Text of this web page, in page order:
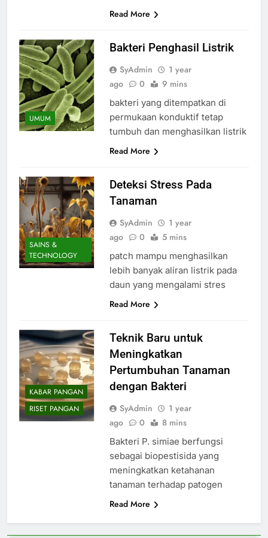
Read More
UMUM
Bakteri Penghasil Listrik
SyAdmin
1 year
ago
0 9 mins
bakteri yang ditempatkan di
permukaan konduktif tetap
tumbuh dan menghasilkan listrik
Read More
SAINS &
TECHNOLOGY
Deteksi Stress Pada
Tanaman
SyAdmin
1 year
ago
0 5 mins
patch mampu menghasilkan
lebih banyak aliran listrik pada
daun yang mengalami stres
Read More
KABAR PANGAN
RISET PANGAN
Teknik Baru untuk
Meningkatkan
Pertumbuhan Tanaman
dengan Bakteri
SyAdmin
1 year
ago
0 8 mins
Bakteri P. simiae berfungsi
sebagai biopestisida yang
meningkatkan ketahanan
tanaman terhadap patogen
Read More